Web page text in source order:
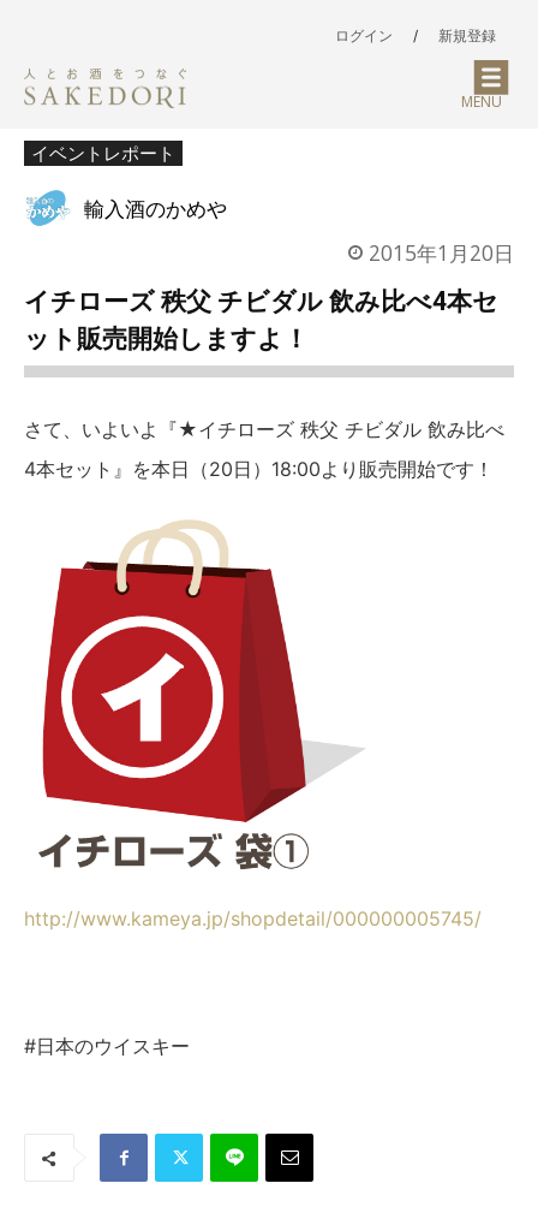
ログイン / 新規登録
MENU
イベントレポート
輸入酒のかめや
2015年1月20日
イチローズ 秩父 チビダル 飲み比べ4本セ
ット販売開始しますよ！
さて、いよいよ『★イチローズ 秩父 チビダル 飲み比べ
4本セット』を本日（20日）18:00より販売開始です！
http://www.kameya.jp/shopdetail/000000005745/
#日本のウイスキー